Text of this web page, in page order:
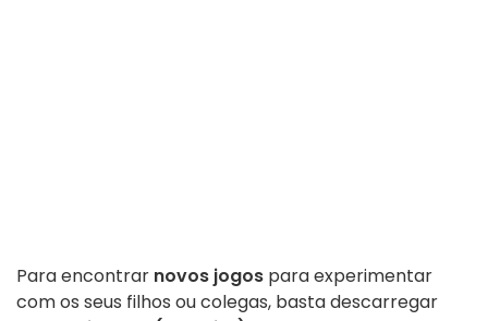
Para encontrar novos jogos para experimentar
com os seus filhos ou colegas, basta descarregar